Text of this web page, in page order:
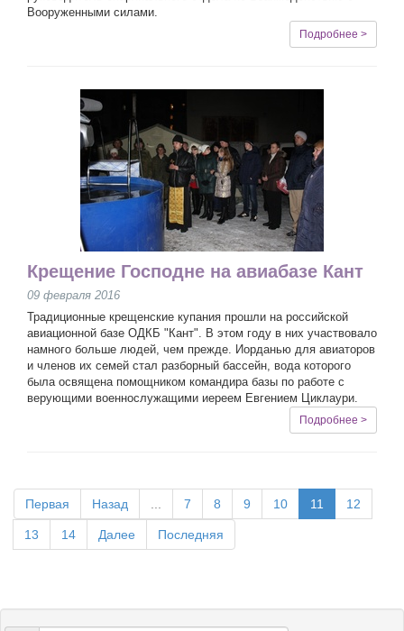
Вооруженными силами.
Подробнее >
Крещение Господне на авиабазе Кант
09 февраля 2016
Традиционные крещенские купания прошли на российской
авиационной базе ОДКБ "Кант". В этом году в них участвовало
намного больше людей, чем прежде. Иорданью для авиаторов
и членов их семей стал разборный бассейн, вода которого
была освящена помощником командира базы по работе с
верующими военнослужащими иереем Евгением Циклаури.
Подробнее >
Первая Назад 7 8 9 10 11 12
13 14 Далее Последняя